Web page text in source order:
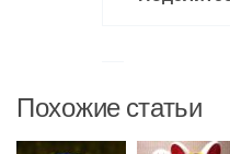
Похожие статьи